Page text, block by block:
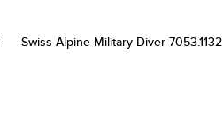
Swiss Alpine Military Diver 7053.1132